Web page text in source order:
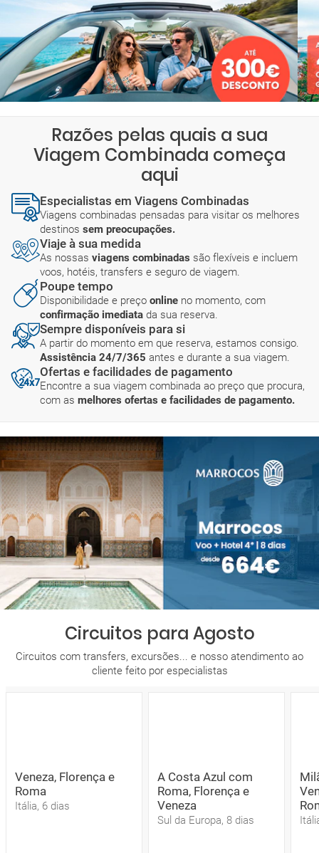
Razões pelas quais a sua
Viagem Combinada começa
aqui
Especialistas em Viagens Combinadas
Viagens combinadas pensadas para visitar os melhores
destinos sem preocupações.
Viaje à sua medida
As nossas viagens combinadas são flexíveis e incluem
voos, hotéis, transfers e seguro de viagem.
Poupe tempo
Disponibilidade e preço online no momento, com
confirmação imediata da sua reserva.
Sempre disponíveis para si
A partir do momento em que reserva, estamos consigo.
Assistência 24/7/365 antes e durante a sua viagem.
Ofertas e facilidades de pagamento
Encontre a sua viagem combinada ao preço que procura,
com as melhores ofertas e facilidades de pagamento.
Circuitos para Agosto
Circuitos com transfers, excursões... e nosso atendimento ao
cliente feito por especialistas
Veneza, Florença e
Roma
Itália, 6 dias
A Costa Azul com
Roma, Florença e
Veneza
Sul da Europa, 8 dias